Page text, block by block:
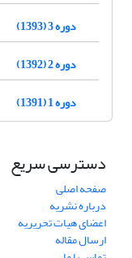
دوره 3 (1393)
دوره 2 (1392)
دوره 1 (1391)
دسترسی سریع
صفحه اصلی
درباره نشریه
اعضای هیات تحریریه
ارسال مقاله